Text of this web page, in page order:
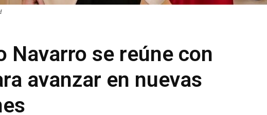
Navarro se reúne con
avanzar en nuevas